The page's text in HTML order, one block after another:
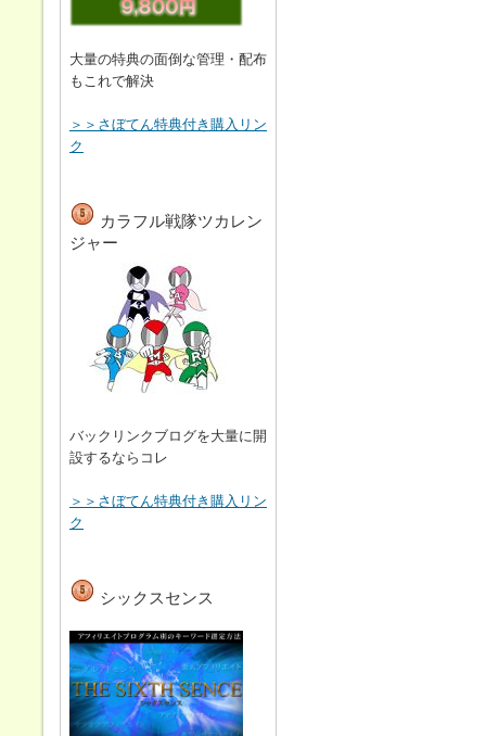
大量の特典の面倒な管理・配布
もこれで解決
＞＞さぼてん特典付き購入リン
ク
カラフル戦隊ツカレン
ジャー
バックリンクブログを大量に開
設するならコレ
＞＞さぼてん特典付き購入リン
ク
シックスセンス